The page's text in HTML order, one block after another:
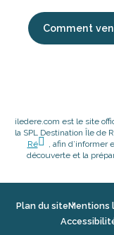
Comment
iledere.com est le site
la SPL Destination Île de
Ré
, afin d’informer
découverte et la
Plan du siteMentions